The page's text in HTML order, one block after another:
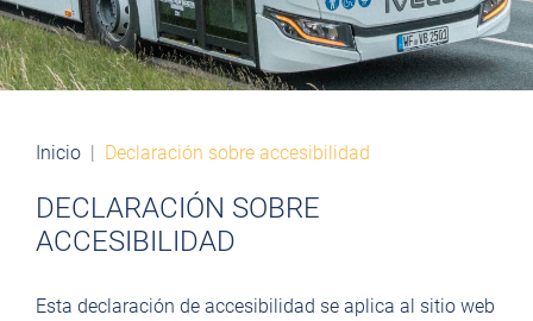
Inicio Declaración sobre accesibilidad
DECLARACIÓN SOBRE
ACCESIBILIDAD
Esta declaración de accesibilidad se aplica al sitio web